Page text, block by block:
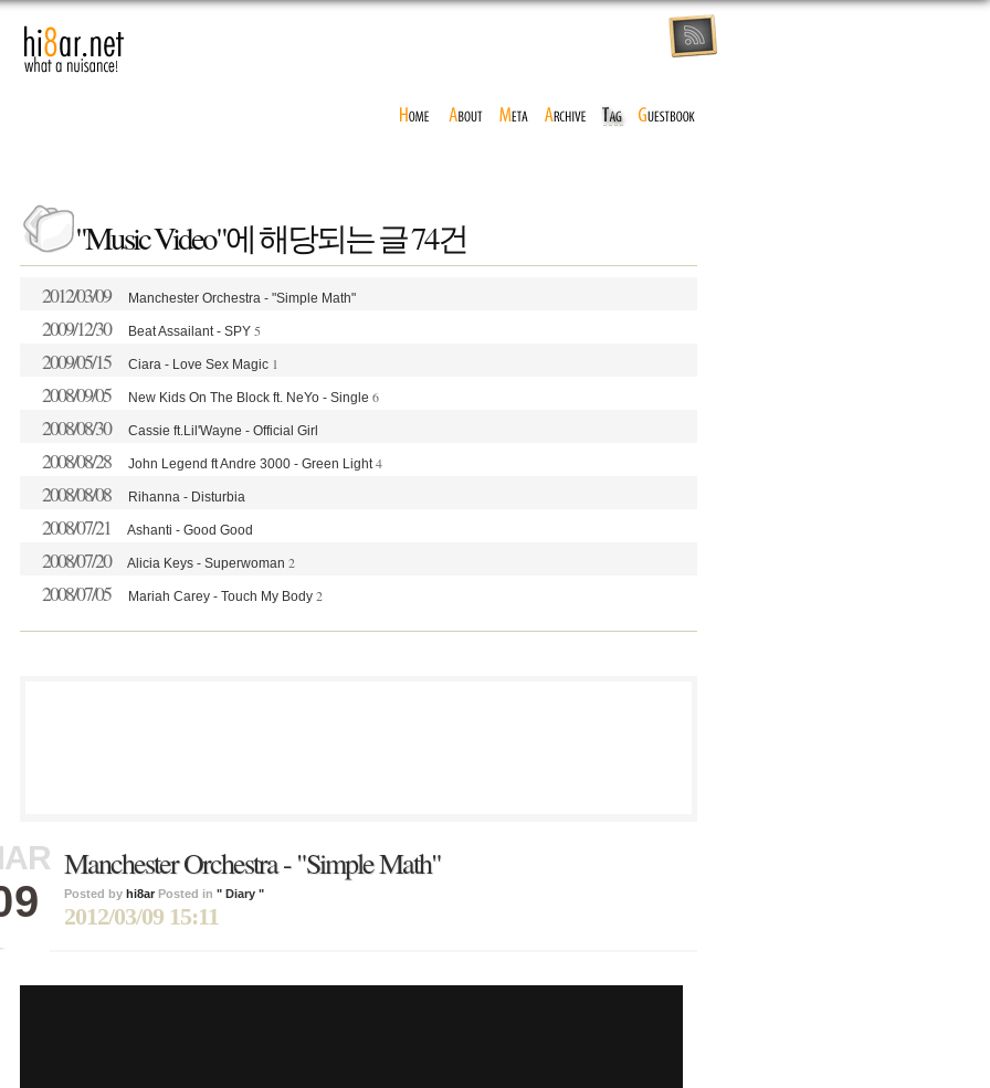
"Music Video"에 해당되는 글 74건
2012/03/09 Manchester Orchestra - "Simple Math"
2009/12/30 Beat Assailant - SPY 5
2009/05/15 Ciara - Love Sex Magic 1
2008/09/05 New Kids On The Block ft. NeYo - Single 6
2008/08/30 Cassie ft.Lil'Wayne - Official Girl
2008/08/28 John Legend ft Andre 3000 - Green Light4
2008/08/08 Rihanna - Disturbia
2008/07/21 Ashanti - Good Good
2008/07/20 Alicia Keys - Superwoman 2
2008/07/05 Mariah Carey - Touch My Body 2
Manchester Orchestra - "Simple Math"
Posted by hi8ar Posted in " Diary "
2012/03/09 15:11